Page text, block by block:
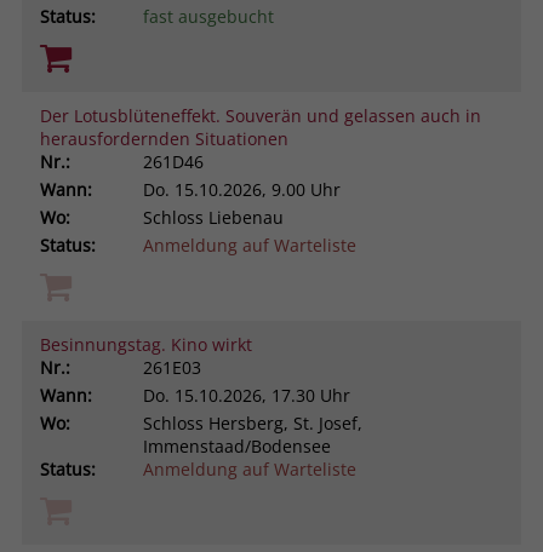
Status:
fast ausgebucht
Der Lotusblüteneffekt. Souverän und gelassen auch in
herausfordernden Situationen
Nr.:
261D46
Wann:
Do. 15.10.2026, 9.00 Uhr
Wo:
Schloss Liebenau
Status:
Anmeldung auf Warteliste
Besinnungstag. Kino wirkt
Nr.:
261E03
Wann:
Do. 15.10.2026, 17.30 Uhr
Wo:
Schloss Hersberg, St. Josef,
Immenstaad/Bodensee
Status:
Anmeldung auf Warteliste